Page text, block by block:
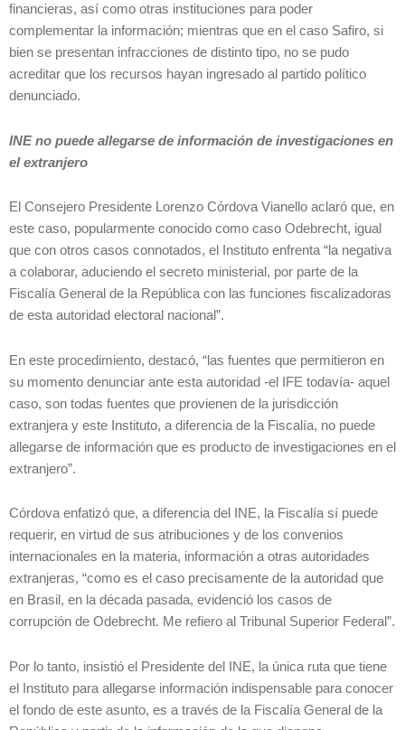
financieras, así como otras instituciones para poder
complementar la información; mientras que en el caso Safiro, si
bien se presentan infracciones de distinto tipo, no se pudo
acreditar que los recursos hayan ingresado al partido político
denunciado.
INE no puede allegarse de información de investigaciones en
el extranjero
El Consejero Presidente Lorenzo Córdova Vianello aclaró que, en
este caso, popularmente conocido como caso Odebrecht, igual
que con otros casos connotados, el Instituto enfrenta “la negativa
a colaborar, aduciendo el secreto ministerial, por parte de la
Fiscalía General de la República con las funciones fiscalizadoras
de esta autoridad electoral nacional”.
En este procedimiento, destacó, “las fuentes que permitieron en
su momento denunciar ante esta autoridad -el IFE todavía- aquel
caso, son todas fuentes que provienen de la jurisdicción
extranjera y este Instituto, a diferencia de la Fiscalía, no puede
allegarse de información que es producto de investigaciones en el
extranjero”.
Córdova enfatizó que, a diferencia del INE, la Fiscalía sí puede
requerir, en virtud de sus atribuciones y de los convenios
internacionales en la materia, información a otras autoridades
extranjeras, “como es el caso precisamente de la autoridad que
en Brasil, en la década pasada, evidenció los casos de
corrupción de Odebrecht. Me refiero al Tribunal Superior Federal”.
Por lo tanto, insistió el Presidente del INE, la única ruta que tiene
el Instituto para allegarse información indispensable para conocer
el fondo de este asunto, es a través de la Fiscalía General de la